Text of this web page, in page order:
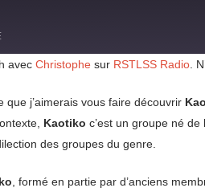
avec Christophe sur RSTLSS Radio .
que j’aimerais vous faire découvrir
Kaotiko c’est un groupe né
des groupes du genre.
, formé en partie par d’anciens